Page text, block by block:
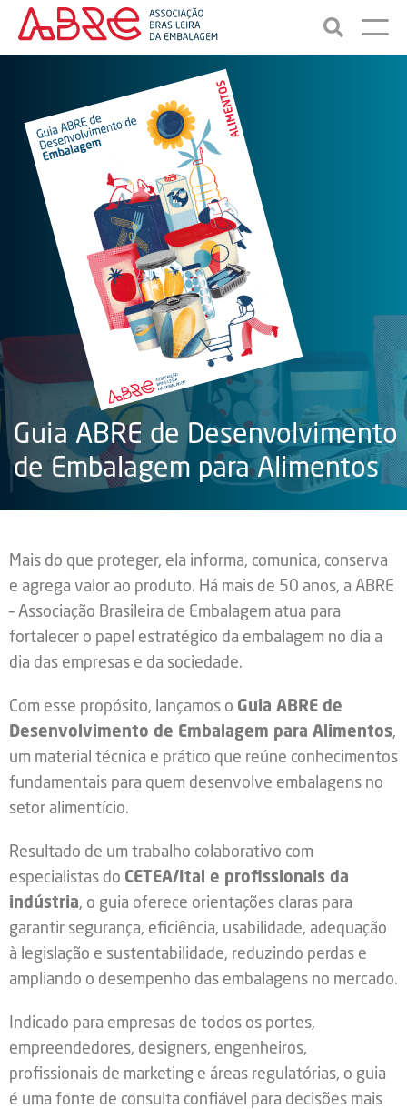
Guia ABRE de Desenvolvimento
de Embalagem para Alimentos
Mais do que proteger, ela informa, comunica, conserva
e agrega valor ao produto. Há mais de 50 anos, a ABRE
– Associação Brasileira de Embalagem atua para
fortalecer o papel estratégico da embalagem no dia a
dia das empresas e da sociedade.
Com esse propósito, lançamos o Guia ABRE de
Desenvolvimento de Embalagem para Alimentos,
um material técnica e prático que reúne conhecimentos
fundamentais para quem desenvolve embalagens no
setor alimentício.
Resultado de um trabalho colaborativo com
especialistas do CETEA/Ital e profissionais da
indústria, o guia oferece orientações claras para
garantir segurança, eficiência, usabilidade, adequação
à legislação e sustentabilidade, reduzindo perdas e
ampliando o desempenho das embalagens no mercado.
Indicado para empresas de todos os portes,
empreendedores, designers, engenheiros,
profissionais de marketing e áreas regulatórias, o guia
é uma fonte de consulta confiável para decisões mais